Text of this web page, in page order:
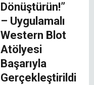
Dönüştürün!”
– Uygulamalı
Western Blot
Atölyesi
Başarıyla
Gerçekleştirildi